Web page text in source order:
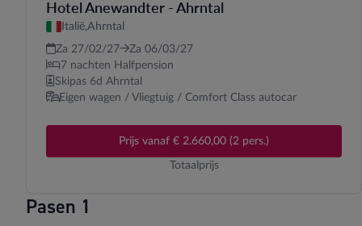
Hotel Anewandter - Ahrntal
Italië,Ahrntal
Za 27/02/27
Za 06/03/27
7 nachten Halfpension
Skipas 6d Ahrntal
Eigen wagen / Vliegtuig / Comfort Class autocar
Prijs vanaf € 2.660,00 (2 pers.)
Totaalprijs
Pasen 1